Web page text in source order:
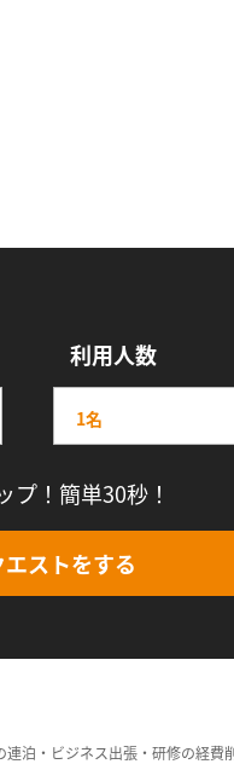
利用人数
プ！簡単30秒！
ストをする
泊・ビジネス出張・研修の経費